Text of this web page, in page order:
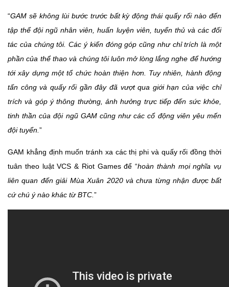
“GAM sẽ không lùi bước trước bất kỳ động thái quấy rối nào đến
tập thể đội ngũ nhân viên, huấn luyện viên, tuyển thủ và các đối
tác của chúng tôi. Các ý kiến đóng góp cũng như chỉ trích là một
phần của thể thao và chúng tôi luôn mở lòng lắng nghe để hướng
tới xây dựng một tổ chức hoàn thiện hơn. Tuy nhiên, hành động
tấn công và quấy rối gần đây đã vượt qua giới hạn của việc chỉ
trích và góp ý thông thường, ảnh hưởng trực tiếp đến sức khỏe,
tinh thần của đội ngũ GAM cũng như các cổ động viên yêu mến
đội tuyển. ”
GAM khẳng định muốn tránh xa các thị phi và quấy rối đồng thời
tuân theo luật VCS & Riot Games để “hoàn thành mọi nghĩa vụ
liên quan đến giải Mùa Xuân 2020 và chưa từng nhận được bất
cứ chú ý nào khác từ BTC. ”